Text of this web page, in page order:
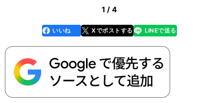
1 / 4
faceboo
k
いいね Xでポストする
line LINEで送る